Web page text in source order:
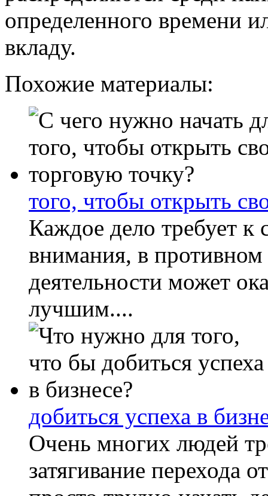
определенного времени
вкладу.
Похожие материалы:
того, чтобы открыть
Каждое дело требует к
внимания, в противном
деятельности может
лучшим....
добиться успеха в
Очень многих людей
затягивание перехода